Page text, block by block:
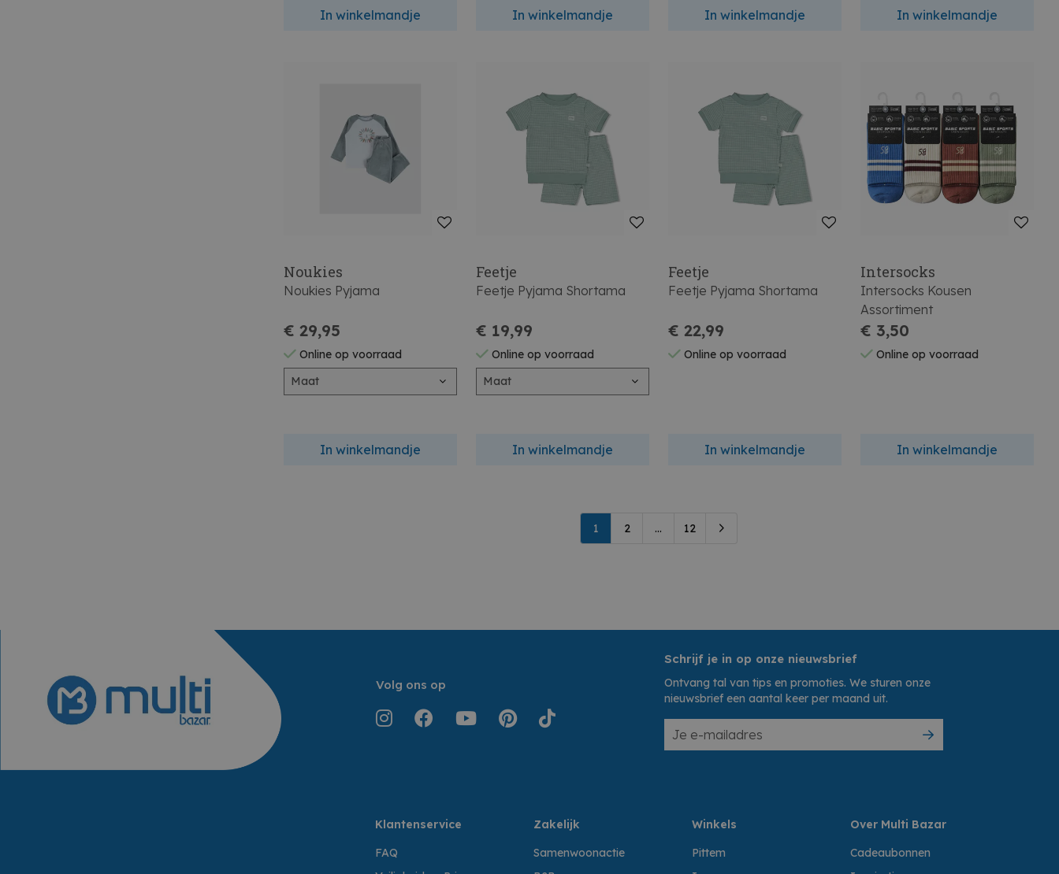
In winkelmandje In winkelmandje In winkelmandje In winkelmandje
Noukies
Noukies Pyjama
€ 29,95
Online op voorraad
Maat
In winkelmandje
Feetje
Feetje Pyjama Shortama
€ 19,99
Online op voorraad
Maat
In winkelmandje
Feetje
Feetje Pyjama Shortama
€ 22,99
Online op voorraad
In winkelmandje
Intersocks
Intersocks Kousen
Assortiment
€ 3,50
Online op voorraad
In winkelmandje
1 2 ... 12
Volg ons op
Schrijf je in op onze nieuwsbrief
Ontvang tal van tips en promoties. We sturen onze
nieuwsbrief een aantal keer per maand uit.
Klantenservice
FAQ
Zakelijk
Samenwoonactie
Winkels
Pittem
Over Multi Bazar
Cadeaubonnen